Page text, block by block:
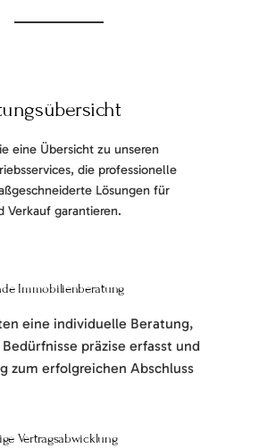
eine Übersicht zu unseren
die professionelle
Lösungen für
Verkauf garantieren.
Immobilienberatung
eine individuelle Beratung,
präzise erfasst und
zum erfolgreichen Abschluss
Vertragsabwicklung